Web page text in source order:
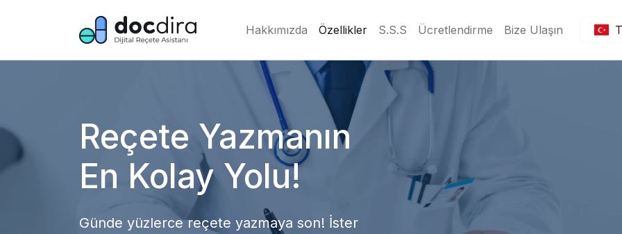
Hakkımızda Özellikler S.S.S Ücretlendirme Bize Ulaşın
Reçete Yazmanın
En Kolay Yolu!
Günde yüzlerce reçete yazmaya son! İster